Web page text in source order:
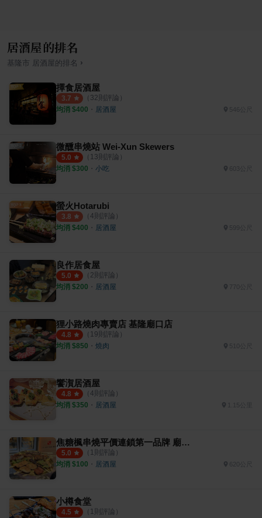
居酒屋的排名
基隆市 居酒屋 的排名 ›
擇食居酒屋
3.7 （ 32則評論）
均消 $400 ・ 居酒屋 546公尺
微醺串燒站 Wei-Xun Skewers
5.0 （ 13則評論）
均消 $300 ・ 小吃
螢火Hotarubi
3.8 （ 4則評論）
均消 $400 ・ 居酒屋 599公尺
良作居食屋
5.0 （ 2則評論）
均消 $200 ・ 居酒屋 770公尺
狸小路燒肉專賣店 基隆廟口店
4.8 （ 19則評論）
均消 $850 ・ 燒肉 510公尺
饗㵑居酒屋
4.8 （ 4則評論）
均消 $350 ・ 居酒屋 1.15公里
焦糖楓串燒平價連鎖第一品牌 廟口直營店
5.0 （ 1則評論）
均消 $100 ・ 居酒屋 620公尺
小樽食堂
4.5 （ 1則評論）